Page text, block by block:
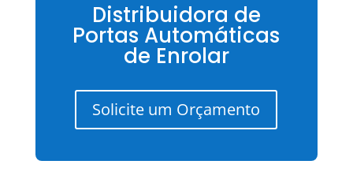
Distribuidora de
Portas Automáticas
de Enrolar
Solicite um Orçamento